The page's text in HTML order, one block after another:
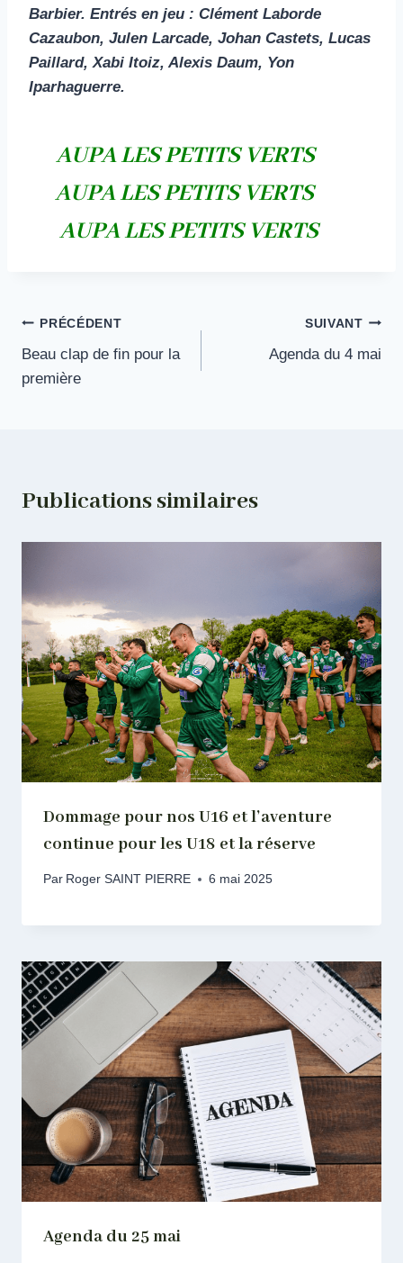
Barbier. Entrés en jeu : Clément Laborde
Cazaubon, Julen Larcade, Johan Castets, Lucas
Paillard, Xabi Itoiz, Alexis Daum, Yon
Iparhaguerre.
AUPA LES PETITS VERTS
AUPA LES PETITS VERTS
AUPA LES PETITS VERTS
Navigation
de
PRÉCÉDENT
Beau clap de fin pour la
première
SUIVANT
Agenda du 4 mai
Publications similaires
Dommage pour nos U16 et l’aventure
continue pour les U18 et la réserve
Par Roger SAINT PIERRE 6 mai 2025
Agenda du 25 mai